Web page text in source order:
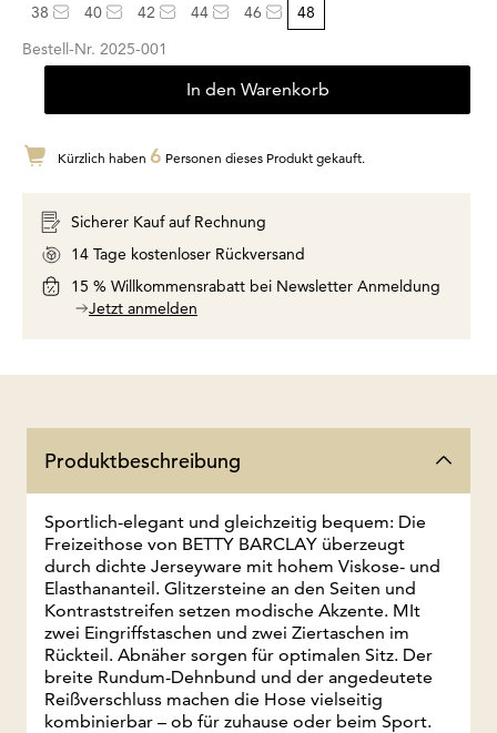
38 40 42 44 46
48
Bestell-Nr. 2025-001
In den Warenkorb
Kürzlich haben 6 Personen dieses Produkt gekauft.
Sicherer Kauf auf Rechnung
14 Tage kostenloser Rückversand
15 % Willkommensrabatt bei Newsletter Anmeldung
Jetzt anmelden
Produktbeschreibung
Sportlich-elegant und gleichzeitig bequem: Die
Freizeithose von BETTY BARCLAY überzeugt
durch dichte Jerseyware mit hohem Viskose- und
Elasthananteil. Glitzersteine an den Seiten und
Kontraststreifen setzen modische Akzente. MIt
zwei Eingriffstaschen und zwei Ziertaschen im
Rückteil. Abnäher sorgen für optimalen Sitz. Der
breite Rundum-Dehnbund und der angedeutete
Reißverschluss machen die Hose vielseitig
kombinierbar – ob für zuhause oder beim Sport.